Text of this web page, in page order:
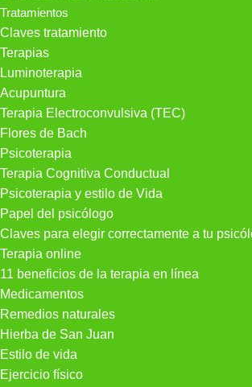
Tratamientos
Claves tratamiento
Terapias
Luminoterapia
Acupuntura
Terapia Electroconvulsiva (TEC)
Flores de Bach
Psicoterapia
Terapia Cognitiva Conductual
Psicoterapia y estilo de Vida
Papel del psicólogo
Claves para elegir correctamente a tu
Terapia online
11 beneficios de la terapia en línea
Medicamentos
Remedios naturales
Hierba de San Juan
Estilo de vida
Ejercicio físico